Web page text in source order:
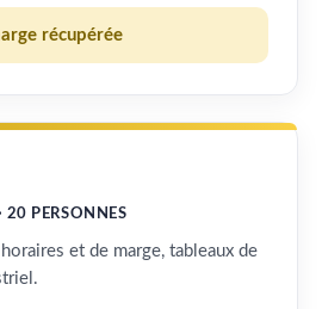
récupérée
20 PERSONNES
et de marge, tableaux de